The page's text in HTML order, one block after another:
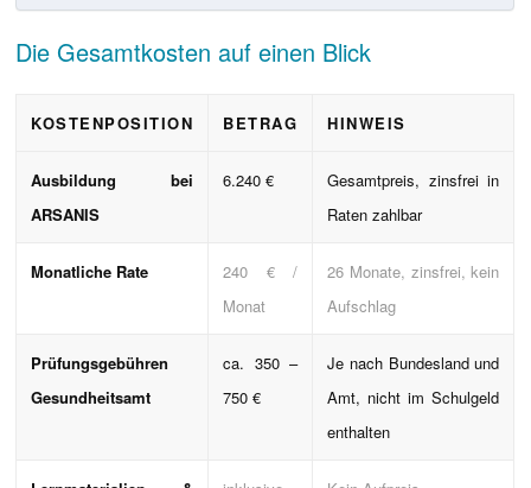
Die Gesamtkosten auf einen Blick
KOSTENPOSITION BETRAG HINWEIS
Ausbildung bei
ARSANIS
6.240 €
Gesamtpreis, zinsfrei in
Raten zahlbar
Monatliche Rate
240 € /
Monat
26 Monate, zinsfrei, kein
Aufschlag
Prüfungsgebühren
Gesundheitsamt
ca. 350 –
750 €
Je nach Bundesland und
Amt, nicht im Schulgeld
enthalten